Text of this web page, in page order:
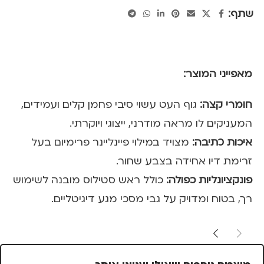
שתף:
מאפייני המוצר:
חומרי קצה: גוף העט עשוי סיבי פחמן קלים ועמידים,
המעניקים לו מראה מודרני, ייצוגי ויוקרתי.
איכות כתיבה: מצויד במילוי פיינליינר פרימיום בעל
זרימת דיו אחידה בצבע שחור.
פונקציונליות כפולה: כולל ראש סטילוס מובנה לשימוש
רך, בטוח ומדויק על גבי מסכי מגע דיגיטליים.